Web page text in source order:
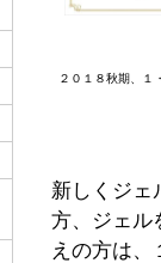
２０１８秋期、１
新しくジェ
方、ジェル
えの方は